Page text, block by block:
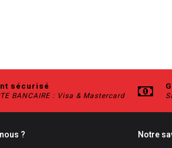
sécurisé
BANCAIRE : Visa & Mastercard
?
Notre